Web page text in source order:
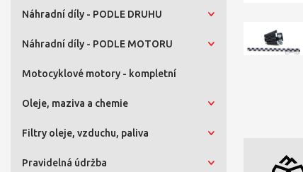
Náhradní díly - PODLE DRUHU
Náhradní díly - PODLE MOTORU
Motocyklové motory - kompletní
Oleje, maziva a chemie
Filtry oleje, vzduchu, paliva
Pravidelná údržba